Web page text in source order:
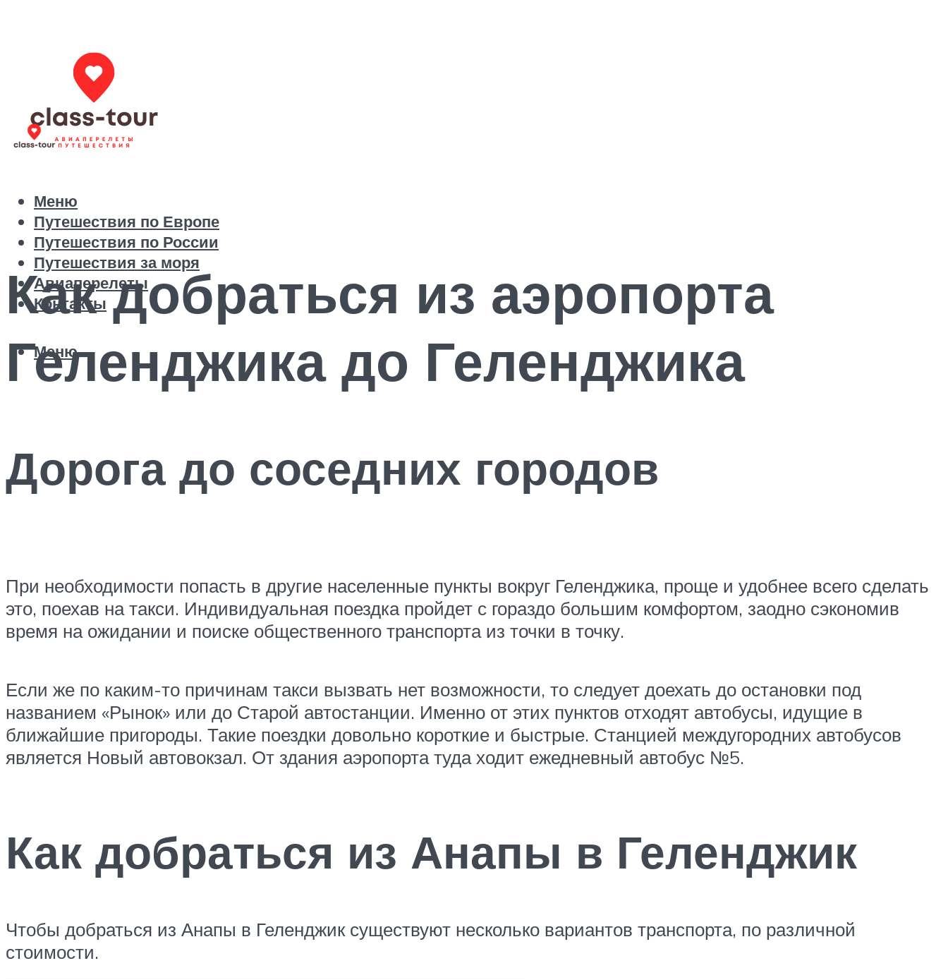
Путешествия по Европе
Путешествия по России
Путешествия за моря
Авиаперелеты
Контакты
Меню
Меню
Как добраться из аэропорта
Геленджика до Геленджика
Дорога до соседних городов
При необходимости попасть в другие населенные пункты вокруг Геленджика, проще и удобнее всего сделать
это, поехав на такси. Индивидуальная поездка пройдет с гораздо большим комфортом, заодно сэкономив
время на ожидании и поиске общественного транспорта из точки в точку.
Если же по каким-то причинам такси вызвать нет возможности, то следует доехать до остановки под
названием «Рынок» или до Старой автостанции. Именно от этих пунктов отходят автобусы, идущие в
ближайшие пригороды. Такие поездки довольно короткие и быстрые. Станцией междугородних автобусов
является Новый автовокзал. От здания аэропорта туда ходит ежедневный автобус №5.
Как добраться из Анапы в Геленджик
Чтобы добраться из Анапы в Геленджик существуют несколько вариантов транспорта, по различной
стоимости.